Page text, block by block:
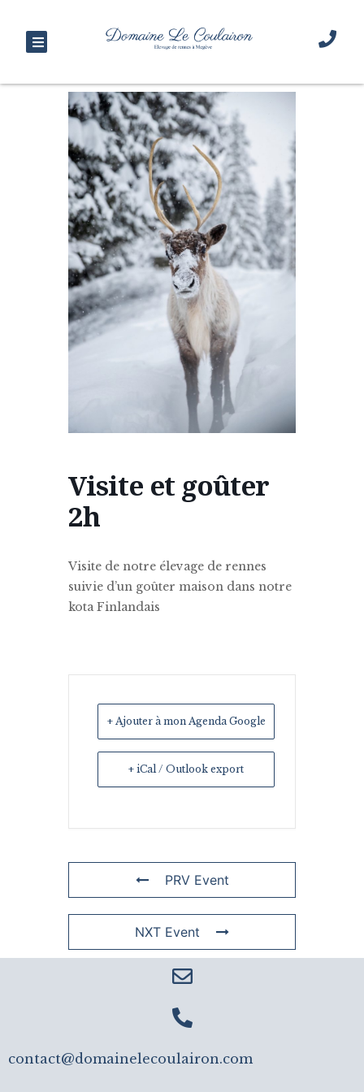
Visite et goûter
2h
Visite de notre élevage de rennes
suivie d’un goûter maison dans notre
kota Finlandais
+ Ajouter à mon Agenda Google
+ iCal / Outlook export
PRV Event
NXT Event
contact@domainelecoulairon.com